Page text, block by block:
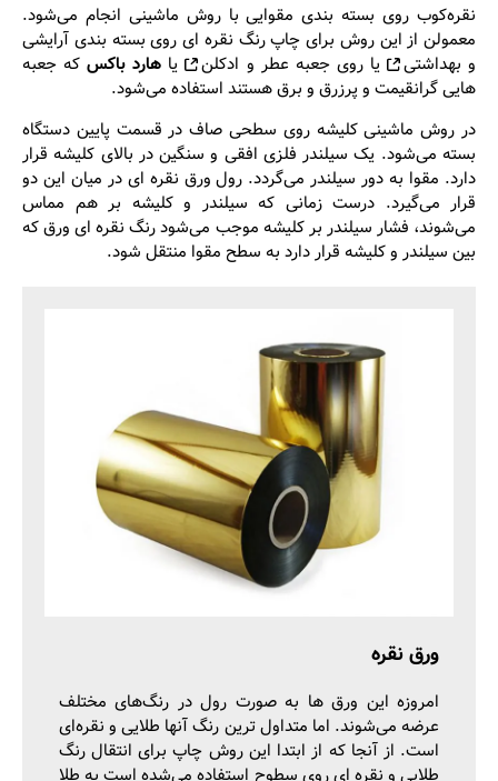
نقره‌کوب روی بسته بندی مقوایی با روش ماشینی انجام می‌شود.
معمولن از این روش برای چاپ رنگ نقره ای روی بسته بندی آرایشی
و بهداشتی
یا رویجعبه عطر و ادکلن یا هارد باکسکه جعبه
هایی گرانقیمت و پرزرق و برق هستند استفاده می‌شود.
در روش ماشینی کلیشه روی سطحی صاف در قسمت پایین دستگاه
بسته می‌شود. یک سیلندر فلزی افقی و سنگین در بالای کلیشه قرار
دارد. مقوا به دور سیلندر می‌گردد. رول ورق نقره ای در میان این دو
قرار می‌گیرد. درست زمانی که سیلندر و کلیشه بر هم مماس
می‌شوند، فشار سیلندر بر کلیشه موجب می‌شود رنگ نقره ای ورق که
بین سیلندر و کلیشه قرار دارد به سطح مقوا منتقل شود.
ورق نقره
امروزه این ورق ها به صورت رول در رنگ‌های مختلف
عرضه می‌شوند. اما متداول ترین رنگ آنها طلایی و نقره‌ای
است. از آنجا که از ابتدا این روش چاپ برای انتقال رنگ
طلایی و نقره ای روی سطوح استفاده می‌شده است به طلا